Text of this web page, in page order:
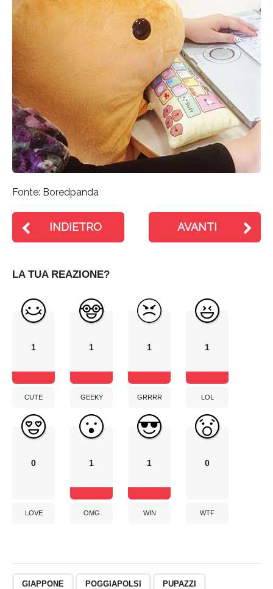
Fonte: Boredpanda
INDIETRO AVANTI
LA TUA REAZIONE?
1
CUTE
1
GEEKY
1
GRRRR
1
LOL
0
LOVE
1
OMG
1
WIN
0
WTF
GIAPPONE POGGIAPOLSI PUPAZZI